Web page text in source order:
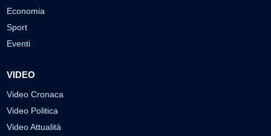
Economia
Sport
Eventi
VIDEO
Video Cronaca
Video Politica
Video Attualità